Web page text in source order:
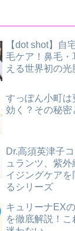
【dot shot】自
毛ケア！鼻毛・
える世界初の光
すっぽん小町は
効く？その秘密
Dr.高須英津子
ュランツ、紫
イジングケアを
るシリーズ
キュリーナEX
を徹底解説！